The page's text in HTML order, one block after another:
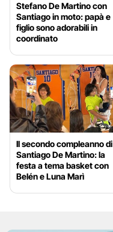
Stefano De Martino con
Santiago in moto: papà e
figlio sono adorabili in
coordinato
Il secondo compleanno di
Santiago De Martino: la
festa a tema basket con
Belén e Luna Marì